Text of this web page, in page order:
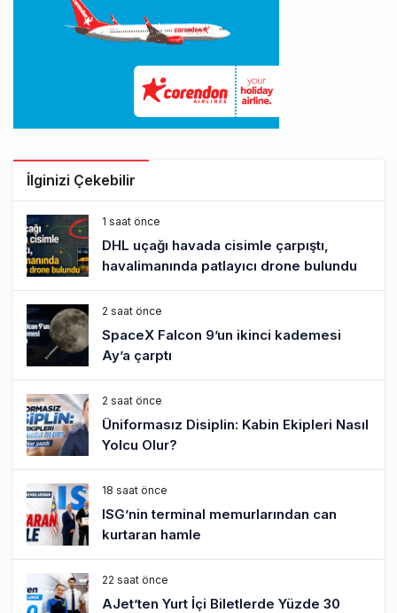
İlginizi Çekebilir
1 saat önce
DHL uçağı havada cisimle çarpıştı,
havalimanında patlayıcı drone bulundu
2 saat önce
SpaceX Falcon 9’un ikinci kademesi
Ay’a çarptı
2 saat önce
Üniformasız Disiplin: Kabin Ekipleri Nasıl
Yolcu Olur?
18 saat önce
ISG’nin terminal memurlarından can
kurtaran hamle
22 saat önce
AJet’ten Yurt İçi Biletlerde Yüzde 30